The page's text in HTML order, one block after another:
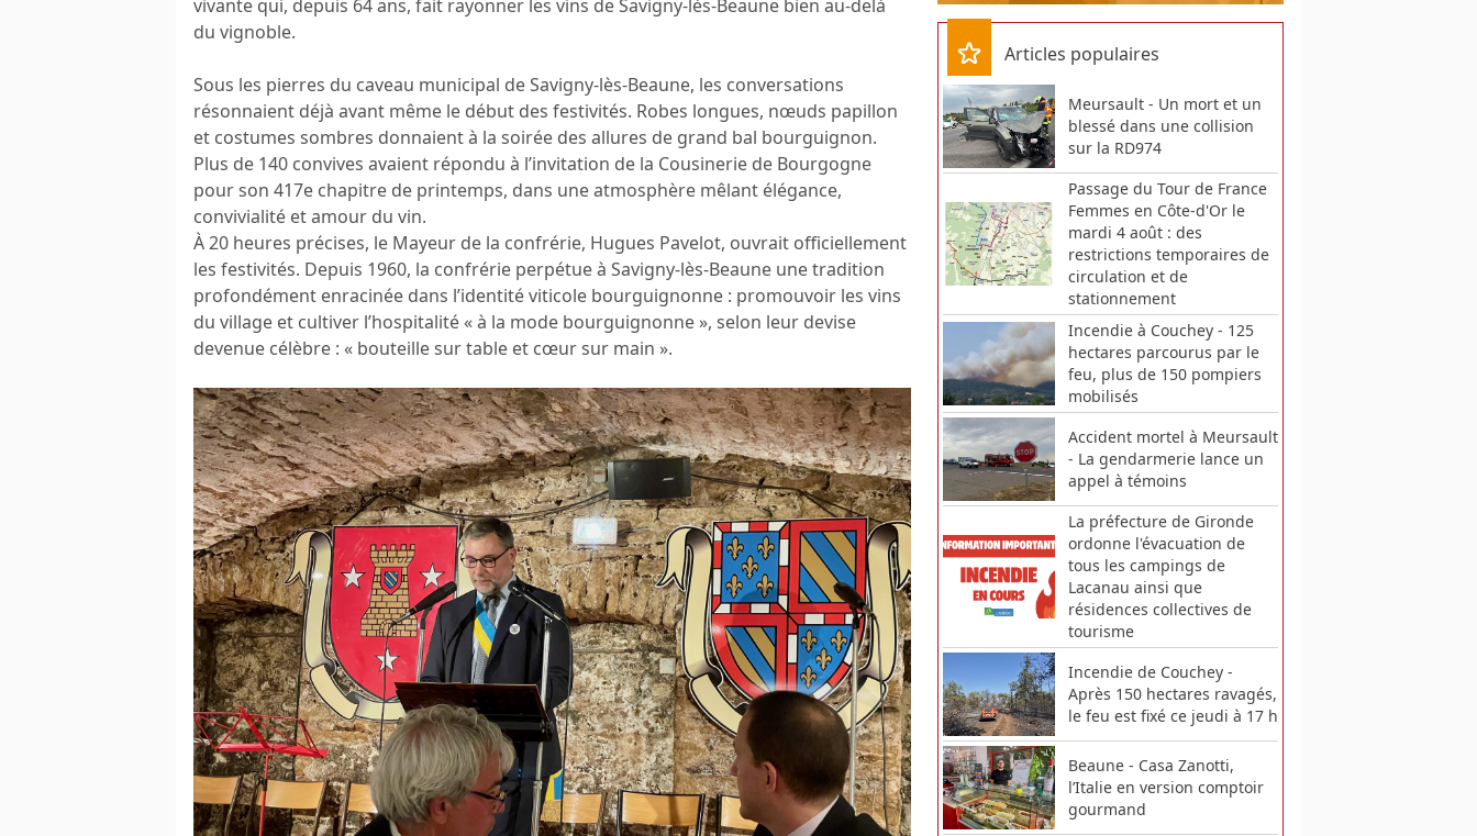
vivante qui, depuis 64 ans, fait rayonner les vins de Savigny-lès-Beaune bien au-delà
du vignoble.
Sous les pierres du caveau municipal de Savigny-lès-Beaune, les conversations
résonnaient déjà avant même le début des festivités. Robes longues, nœuds papillon
et costumes sombres donnaient à la soirée des allures de grand bal bourguignon.
Plus de 140 convives avaient répondu à l’invitation de la Cousinerie de Bourgogne
pour son 417e chapitre de printemps, dans une atmosphère mêlant élégance,
convivialité et amour du vin.
À 20 heures précises, le Mayeur de la confrérie, Hugues Pavelot, ouvrait officiellement
les festivités. Depuis 1960, la confrérie perpétue à Savigny-lès-Beaune une tradition
profondément enracinée dans l’identité viticole bourguignonne : promouvoir les vins
du village et cultiver l’hospitalité « à la mode bourguignonne », selon leur devise
devenue célèbre : « bouteille sur table et cœur sur main ».
Articles populaires
Meursault - Un mort et un
blessé dans une collision
sur la RD974
Passage du Tour de France
Femmes en Côte-d'Or le
mardi 4 août : des
restrictions temporaires de
circulation et de
stationnement
Incendie à Couchey - 125
hectares parcourus par le
feu, plus de 150 pompiers
mobilisés
Accident mortel à Meursault
- La gendarmerie lance un
appel à témoins
La préfecture de Gironde
ordonne l'évacuation de
tous les campings de
Lacanau ainsi que
résidences collectives de
tourisme
Incendie de Couchey -
Après 150 hectares ravagés,
le feu est fixé ce jeudi à 17 h
Beaune - Casa Zanotti,
l’Italie en version comptoir
gourmand